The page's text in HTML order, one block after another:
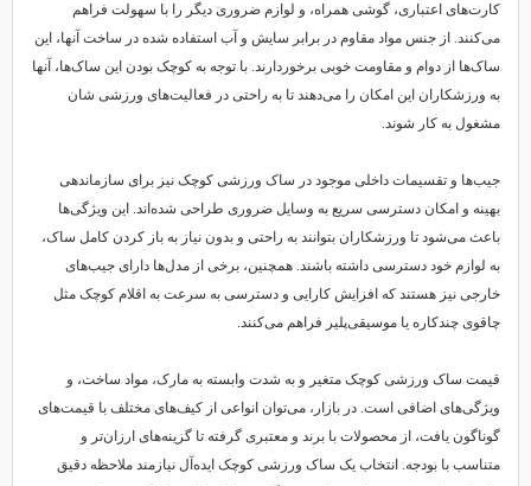
کارت‌های اعتباری، گوشی همراه، و لوازم ضروری دیگر را با سهولت فراهم
می‌کنند. از جنس مواد مقاوم در برابر سایش و آب استفاده شده در ساخت آنها، این
ساک‌ها از دوام و مقاومت خوبی برخوردارند. با توجه به کوچک بودن این ساک‌ها، آنها
به ورزشکاران این امکان را می‌دهند تا به راحتی در فعالیت‌های ورزشی شان
مشغول به کار شوند.
جیب‌ها و تقسیمات داخلی موجود در ساک ورزشی کوچک نیز برای سازماندهی
بهینه و امکان دسترسی سریع به وسایل ضروری طراحی شده‌اند. این ویژگی‌ها
باعث می‌شود تا ورزشکاران بتوانند به راحتی و بدون نیاز به باز کردن کامل ساک،
به لوازم خود دسترسی داشته باشند. همچنین، برخی از مدل‌ها دارای جیب‌های
خارجی نیز هستند که افزایش کارایی و دسترسی به سرعت به اقلام کوچک مثل
چاقوی چندکاره یا موسیقی‌پلیر فراهم می‌کنند.
قیمت ساک ورزشی کوچک متغیر و به شدت وابسته به مارک، مواد ساخت، و
ویژگی‌های اضافی است. در بازار، می‌توان انواعی از کیف‌های مختلف با قیمت‌های
گوناگون یافت، از محصولات با برند و معتبری گرفته تا گزینه‌های ارزان‌تر و
متناسب با بودجه. انتخاب یک ساک ورزشی کوچک ایده‌آل نیازمند ملاحظه دقیق